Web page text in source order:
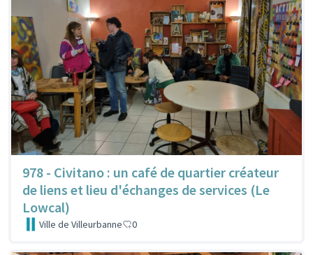
978 - Civitano : un café de quartier créateur
de liens et lieu d'échanges de services (Le
Lowcal)
Ville de Villeurbanne 0